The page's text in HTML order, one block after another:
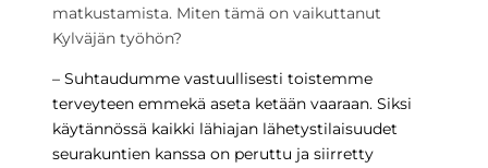
matkustamista. Miten tämä on vaikuttanut
Kylväjän työhön?
– Suhtaudumme vastuullisesti toistemme
terveyteen emmekä aseta ketään vaaraan. Siksi
käytännössä kaikki lähiajan lähetystilaisuudet
seurakuntien kanssa on peruttu ja siirretty